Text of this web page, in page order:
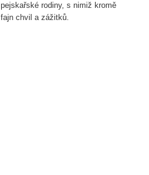
rodiny, s nimiž kromě
chvil a zážitků.